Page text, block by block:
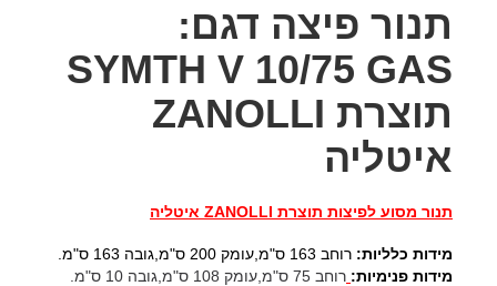
תנור פיצה דגם:
SYMTH V 10/75 GAS
תוצרת ZANOLLI
איטליה
תנור מסוע לפיצות תוצרת ZANOLLI איטליה
מידות כלליות: רוחב 163 ס"מ,עומק 200 ס"מ,גובה 163 ס"מ.
מידות פנימיות: רוחב 75 ס"מ,עומק 108 ס"מ,גובה 10 ס"מ.